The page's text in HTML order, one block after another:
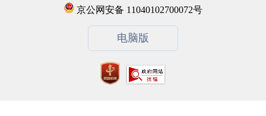
京公网安备 11040102700072号
电脑版